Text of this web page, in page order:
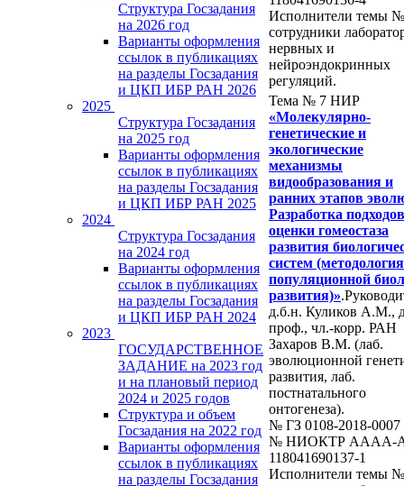
Структура Госзадания
на 2026 год
Варианты оформления
ссылок в публикациях
на разделы Госзадания
и ЦКП ИБР РАН 2026
2025
Структура Госзадания
на 2025 год
Варианты оформления
ссылок в публикациях
на разделы Госзадания
и ЦКП ИБР РАН 2025
2024
Структура Госзадания
на 2024 год
Варианты оформления
ссылок в публикациях
на разделы Госзадания
и ЦКП ИБР РАН 2024
2023
ГОСУДАРСТВЕННОЕ
ЗАДАНИЕ на 2023 год
и на плановый период
2024 и 2025 годов
Структура и объем
Госзадания на 2022 год
Варианты оформления
ссылок в публикациях
на разделы Госзадания
Исполнители темы
сотрудники
нервных и
нейроэндокринных
регуляций.
Тема № 7 НИР
«Молекулярно-
генетические и
экологические
механизмы
видообразования и
ранних этапов
Разработка
оценки гомеостаза
развития
систем (методология
популяционной
развития)»
д.б.н. Куликов А.М.,
проф., чл.-корр. РАН
Захаров В.М. (лаб.
эволюционной
развития, лаб.
постнатального
онтогенеза).
№ ГЗ 0108-2018-0007
№ НИОКТР AAAA-
118041690137-1
Исполнители темы